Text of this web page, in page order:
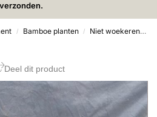
verzonden.
/ Bamboe planten / Niet woekerende bamboe
Deel dit product